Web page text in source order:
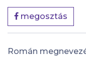
megosztás
Román